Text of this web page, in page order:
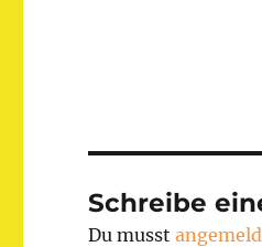
Schreibe
Du musst